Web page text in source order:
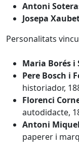
Antoni
Josepa
Personalitats
Maria Borés i
Pere Bosch i
historiador,
Florenci
autodidacte,
Antoni
paperer i